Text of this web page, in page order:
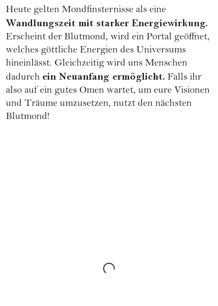
Heute gelten Mondfinsternisse als eine
Wandlungszeit mit starker Energiewirkung.
Erscheint der Blutmond, wird ein Portal geöffnet,
welches göttliche Energien des Universums
hineinlässt. Gleichzeitig wird uns Menschen
dadurch ein Neuanfang ermöglicht. Falls ihr
also auf ein gutes Omen wartet, um eure Visionen
und Träume umzusetzen, nutzt den nächsten
Blutmond!